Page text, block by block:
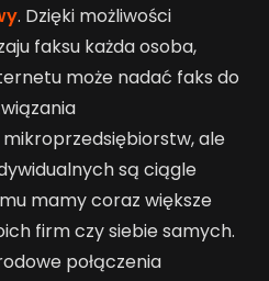
. Dzięki możliwości
faksu każda osoba,
może nadać faks do
ale
są ciągle
mamy coraz większe
firm czy siebie samych.
połączenia